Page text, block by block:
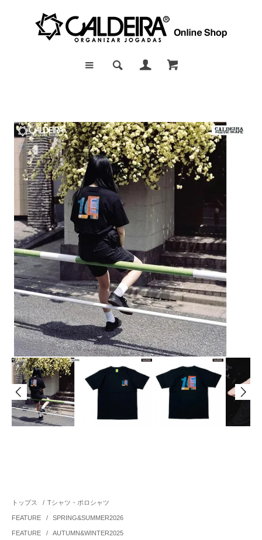
トップス / Tシャツ・ポロシャツ
FEATURE / SPRING&SUMMER2026
FEATURE / AUTUMN&WINTER2025